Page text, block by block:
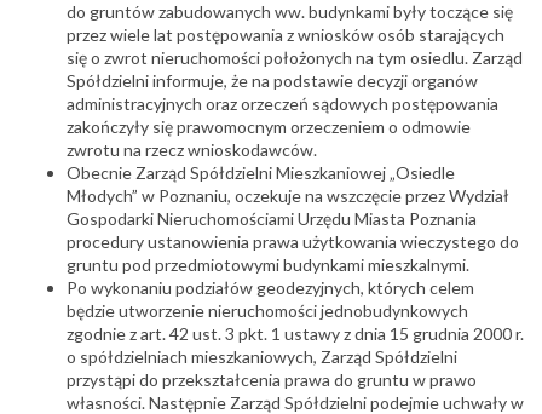
do gruntów zabudowanych ww. budynkami były toczące się
przez wiele lat postępowania z wniosków osób starających
się o zwrot nieruchomości położonych na tym osiedlu. Zarząd
Spółdzielni informuje, że na podstawie decyzji organów
administracyjnych oraz orzeczeń sądowych postępowania
zakończyły się prawomocnym orzeczeniem o odmowie
zwrotu na rzecz wnioskodawców.
Obecnie Zarząd Spółdzielni Mieszkaniowej „Osiedle
Młodych” w Poznaniu, oczekuje na wszczęcie przez Wydział
Gospodarki Nieruchomościami Urzędu Miasta Poznania
procedury ustanowienia prawa użytkowania wieczystego do
gruntu pod przedmiotowymi budynkami mieszkalnymi.
Po wykonaniu podziałów geodezyjnych, których celem
będzie utworzenie nieruchomości jednobudynkowych
zgodnie z art. 42 ust. 3 pkt. 1 ustawy z dnia 15 grudnia 2000 r.
o spółdzielniach mieszkaniowych, Zarząd Spółdzielni
przystąpi do przekształcenia prawa do gruntu w prawo
własności. Następnie Zarząd Spółdzielni podejmie uchwały w